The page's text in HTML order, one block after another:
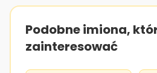
Podobne imiona,
zainteresować